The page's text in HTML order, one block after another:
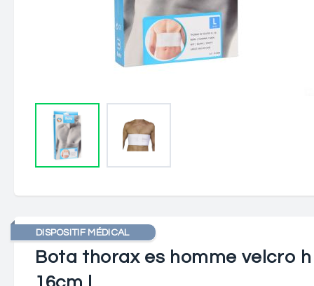
DISPOSITIF MÉDICAL
Bota thorax es homme velcro h